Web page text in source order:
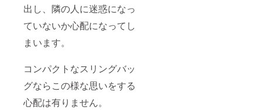
出し、隣の人に迷惑になっ
ていないか心配になってし
まいます。
コンパクトなスリングバッ
グならこの様な思いをする
心配は有りません。